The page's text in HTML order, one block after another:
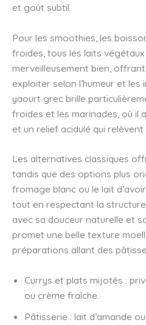
et goût subtil.
Pour les smoothies, les
froides, tous les laits
merveilleusement bien,
exploiter selon l’humeur et
yaourt grec brille
froides et les marinades, où
et un relief acidulé qui relèvent
Les alternatives classiques
tandis que des options plus
fromage blanc ou le lait
tout en respectant la
avec sa douceur naturelle et
promet une belle texture
préparations allant des
Currys et plats mijotés :
ou crème fraîche.
Pâtisserie : lait d’amande